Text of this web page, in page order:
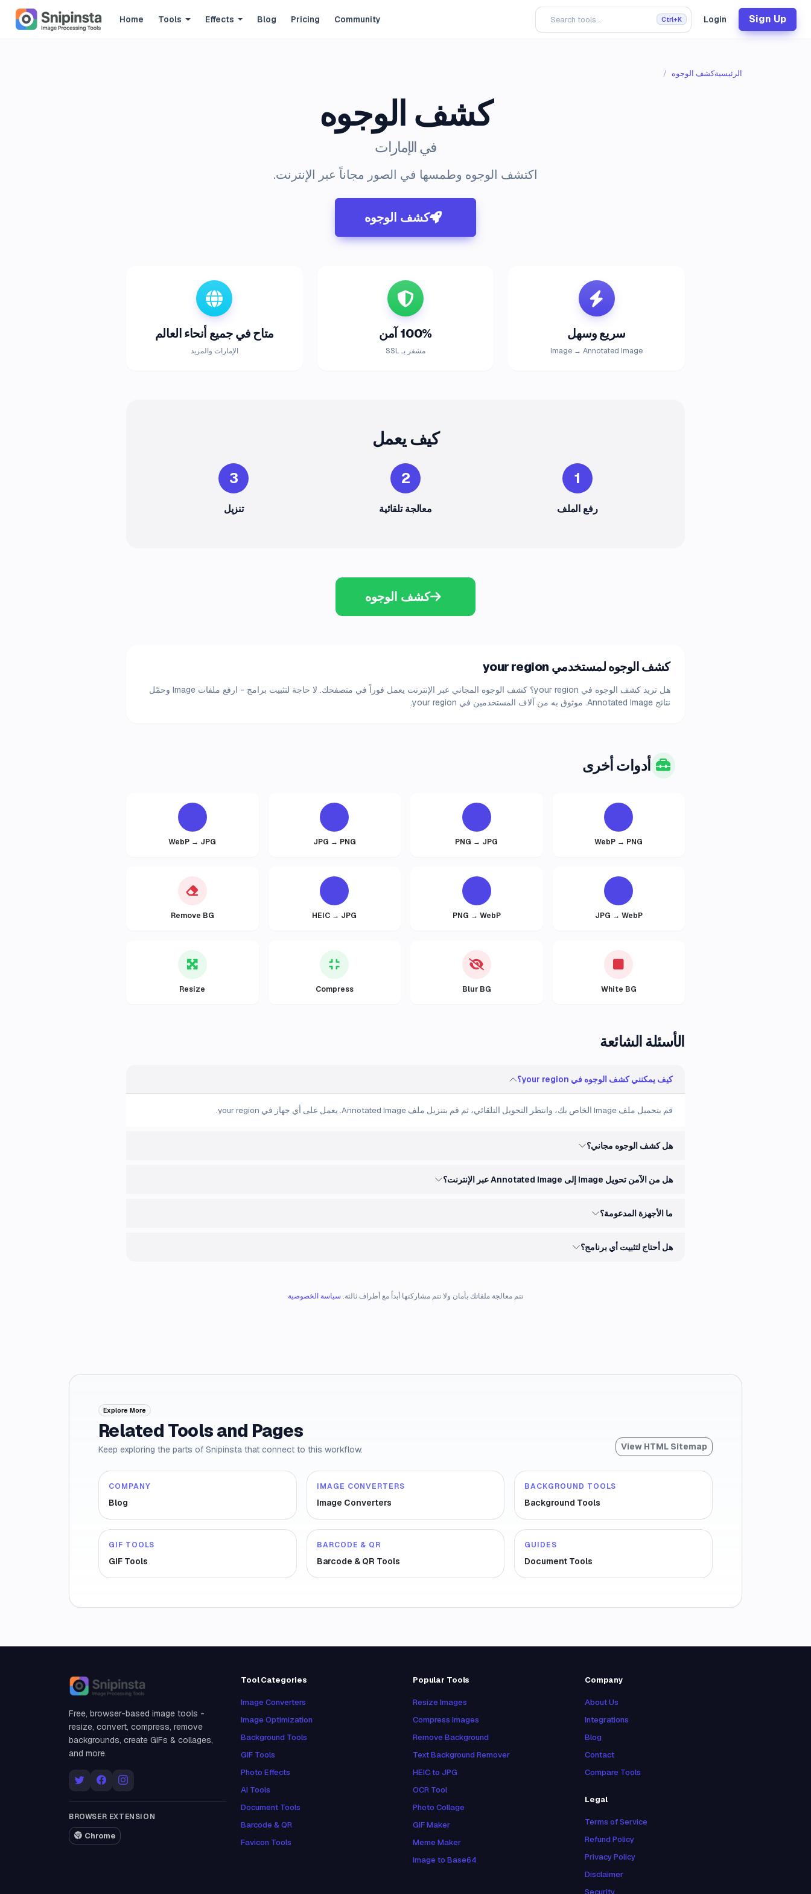
Home Tools Effects Blog Pricing Community Ctrl+K Login Sign Up
الرئيسيةكشف الوجوه
كشف الوجوه
في الإمارات
اكتشف الوجوه وطمسها في الصور مجاناً عبر الإنترنت.
كشف الوجوه
سريع وسهل
Image → Annotated Image
100% آمن
مشفر بـ SSL
متاح في جميع أنحاء العالم
الإمارات والمزيد
كيف يعمل
1
رفع الملف
2
معالجة تلقائية
3
تنزيل
كشف الوجوه
كشف الوجوه لمستخدمي your region
هل تريد كشف الوجوه في your region؟ كشف الوجوه المجاني عبر الإنترنت يعمل فوراً في متصفحك. لا حاجة لتثبيت برامج - ارفع ملفات Image وحمّل
نتائج Annotated Image. موثوق به من آلاف المستخدمين في your region.
أدوات أخرى
WebP → PNG
PNG → JPG
JPG → PNG
WebP → JPG
JPG → WebP
PNG → WebP
HEIC → JPG
Remove BG
White BG
Blur BG
Compress
Resize
الأسئلة الشائعة
كيف يمكنني كشف الوجوه في your region؟
قم بتحميل ملف Image الخاص بك، وانتظر التحويل التلقائي، ثم قم بتنزيل ملف Annotated Image. يعمل على أي جهاز في your region.
هل كشف الوجوه مجاني؟
هل من الآمن تحويل Image إلى Annotated Image عبر الإنترنت؟
ما الأجهزة المدعومة؟
هل أحتاج لتثبيت أي برنامج؟
تتم معالجة ملفاتك بأمان ولا تتم مشاركتها أبداً مع أطراف ثالثة. سياسة الخصوصية
Explore More
Related Tools and Pages
Keep exploring the parts of Snipinsta that connect to this workflow. View HTML Sitemap
COMPANY
Blog
IMAGE CONVERTERS
Image Converters
BACKGROUND TOOLS
Background Tools
GIF TOOLS
GIF Tools
BARCODE & QR
Barcode & QR Tools
GUIDES
Document Tools
Snipinsta
Free, browser-based image tools -
resize, convert, compress, remove
backgrounds, create GIFs & collages,
and more.
BROWSER EXTENSION
Chrome
Tool Categories
Image Converters
Image Optimization
Background Tools
GIF Tools
Photo Effects
AI Tools
Document Tools
Barcode & QR
Favicon Tools
Popular Tools
Resize Images
Compress Images
Remove Background
Text Background Remover
HEIC to JPG
OCR Tool
Photo Collage
GIF Maker
Meme Maker
Image to Base64
Company
About Us
Integrations
Blog
Contact
Compare Tools
Legal
Terms of Service
Refund Policy
Privacy Policy
Disclaimer
Security